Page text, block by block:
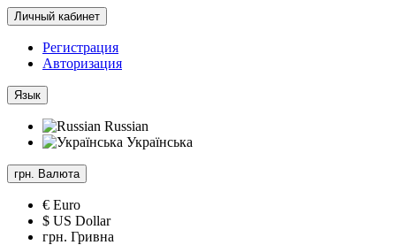
Личный кабинет
Регистрация
Авторизация
Язык
Russian
Українська
грн. Валюта
€ Euro
$ US Dollar
грн. Гривна